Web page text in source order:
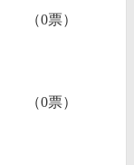
（0票）
（0票）